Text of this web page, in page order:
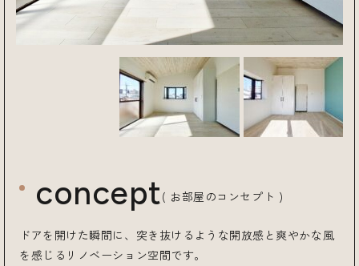
concept( お部屋のコンセプト )
ドアを開けた瞬間に、突き抜けるような開放感と爽やかな風
を感じるリノベーション空間です。